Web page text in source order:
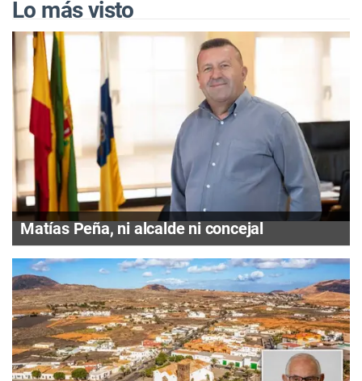
Lo más visto
Matías Peña, ni alcalde ni concejal